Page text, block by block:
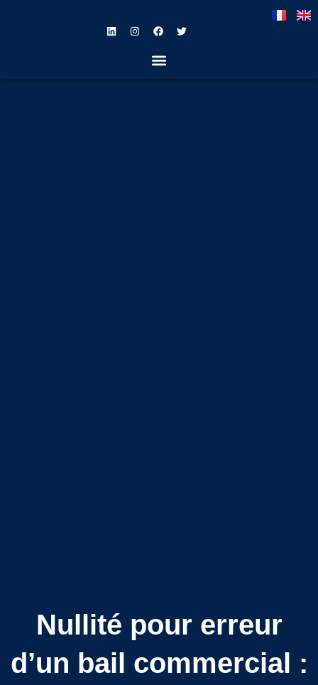
Nullité pour erreur
d’un bail commercial :